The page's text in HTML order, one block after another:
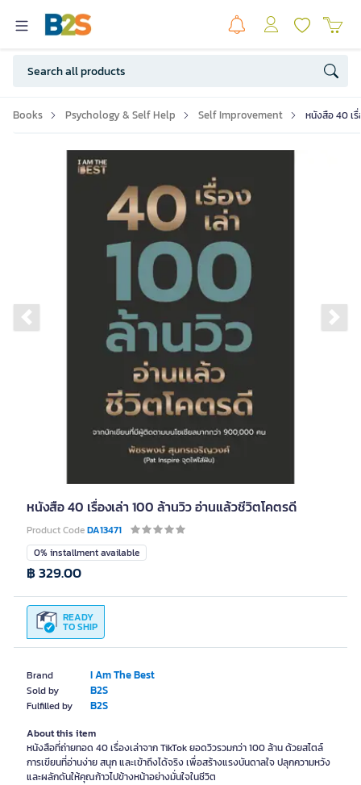
Books Psychology & Self Help Self Improvement หนังสือ 40 เรื่
Previous slide
หนังสือ 40 เรื่องเล่า 100 ล้านวิว อ่านแล้วชีวิตโคตรดี
Product CodeDA13471
Brand I Am The Best
Sold by B2S
Fulfilled by B2S
0% installment available
READY
TO SHIP
฿ 329.00
About this item
หนังสือที่ถ่ายทอด 40 เรื่องเล่าจาก TikTok ยอดวิวรวมกว่า 100 ล้าน ด้วยสไตล์
การเขียนที่อ่านง่าย สนุก และเข้าถึงได้จริง เพื่อสร้างแรงบันดาลใจ ปลุกความหวัง
และผลักดันให้คุณก้าวไปข้างหน้าอย่างมั่นใจในชีวิต